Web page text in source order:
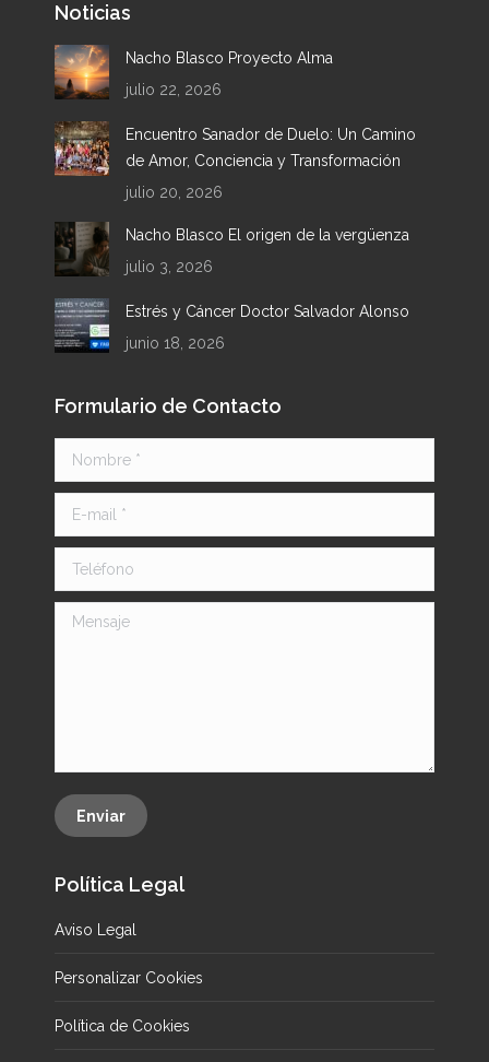
opens
in
new
window
opens
in
new
windowwindowwindow
Noticias
Nacho Blasco Proyecto Alma
julio 22, 2026
Encuentro Sanador de Duelo: Un Camino
de Amor, Conciencia y Transformación
julio 20, 2026
Nacho Blasco El origen de la vergüenza
julio 3, 2026
Estrés y Cáncer Doctor Salvador Alonso
junio 18, 2026
Formulario de Contacto
Nombre *
E-mail *
Teléfono
Mensaje
Enviar
Política Legal
Aviso Legal
Personalizar Cookies
Política de Cookies